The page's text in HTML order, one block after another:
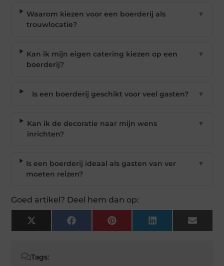
Waarom kiezen voor een boerderij als
trouwlocatie?
▼
Kan ik mijn eigen catering kiezen op een
boerderij?
▼
Is een boerderij geschikt voor veel gasten? ▼
Kan ik de decoratie naar mijn wens
inrichten?
▼
Is een boerderij ideaal als gasten van ver
moeten reizen?
▼
Goed artikel? Deel hem dan op:
X
(Twitter)
Facebook Pinterest LinkedIn Email
Tags: